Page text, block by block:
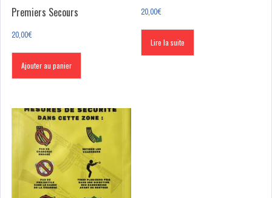
Premiers Secours
20,00€
Ajouter au panier
20,00€
Lire la suite